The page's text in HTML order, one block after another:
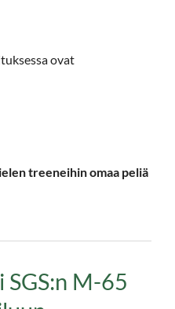
ovat
treeneihin omaa peliä
M-65